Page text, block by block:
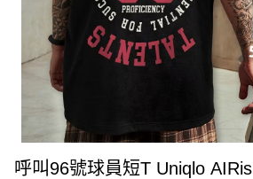
呼叫96號球員短T Uniqlo